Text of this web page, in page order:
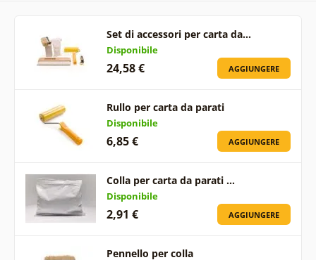
Set di accessori per carta da…
Disponibile
24,58 € AGGIUNGERE
Rullo per carta da parati
Disponibile
6,85 € AGGIUNGERE
Colla per carta da parati …
Disponibile
2,91 € AGGIUNGERE
Pennello per colla